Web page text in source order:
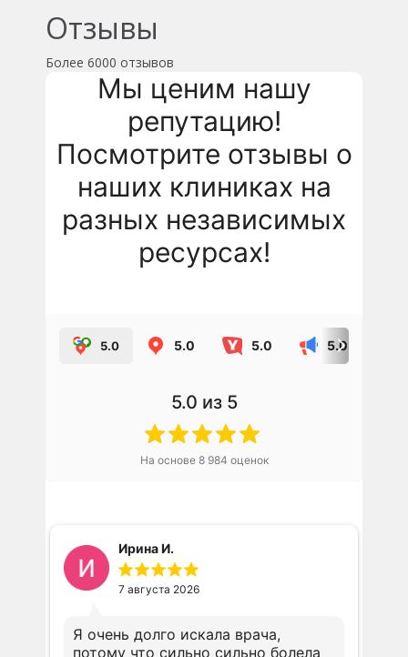
Отзывы
Более 6000 отзывов
Мы ценим нашу
репутацию!
Посмотрите отзывы о
наших клиниках на
разных независимых
ресурсах!
5.0 5.0 5.0 5.0
5.0 из 5
На основе 8 984 оценок
Ирина И.
7 августа 2026
Я очень долго искала врача,
потому что сильно сильно болела